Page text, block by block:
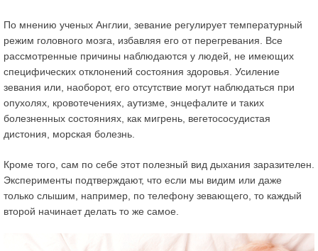
По мнению ученых Англии, зевание регулирует температурный
режим головного мозга, избавляя его от перегревания. Все
рассмотренные причины наблюдаются у людей, не имеющих
специфических отклонений состояния здоровья. Усиление
зевания или, наоборот, его отсутствие могут наблюдаться при
опухолях, кровотечениях, аутизме, энцефалите и таких
болезненных состояниях, как мигрень, вегетососудистая
дистония, морская болезнь.
Кроме того, сам по себе этот полезный вид дыхания заразителен.
Эксперименты подтверждают, что если мы видим или даже
только слышим, например, по телефону зевающего, то каждый
второй начинает делать то же самое.